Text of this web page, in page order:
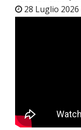
28 Luglio 2026